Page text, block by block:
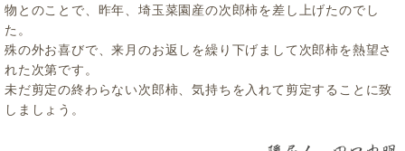
物とのことで、昨年、埼玉菜園産の次郎柿を差し上げたのでし
た。
殊の外お喜びで、来月のお返しを繰り下げまして次郎柿を熱望さ
れた次第です。
未だ剪定の終わらない次郎柿、気持ちを入れて剪定することに致
しましょう。